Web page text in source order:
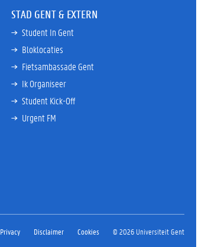
STAD GENT & EXTERN
Student In Gent
Bloklocaties
Fietsambassade Gent
Ik Organiseer
Student Kick-Off
Urgent FM
Privacy Disclaimer Cookies © 2026 Universiteit Gent